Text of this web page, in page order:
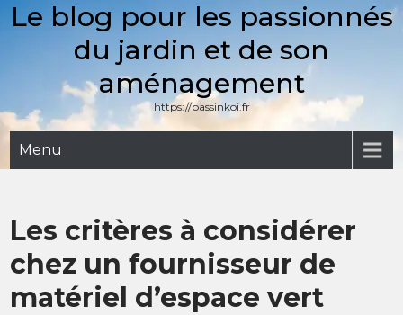
SkipLe blog pour les passionnés
du jardin et de son
aménagement
https://bassinkoi.fr
Menu
Les critères à considérer
chez un fournisseur de
matériel d’espace vert